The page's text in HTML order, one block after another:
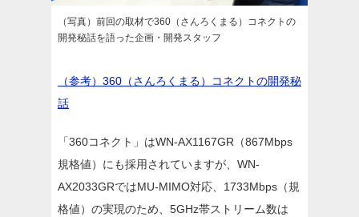
（写真）前回の取材で360（さんろくまる）コネクトの
開発秘話を語った企画・開発スタッフ
（参考）360（さんろくまる）コネクトの開発秘
話
「360コネクト」はWN-AX1167GR（867Mbps
規格値）にも採用されていますが、WN-
AX2033GRではMU-MIMO対応、1733Mbps（規
格値）の実現のため、5GHz帯ストリーム数は